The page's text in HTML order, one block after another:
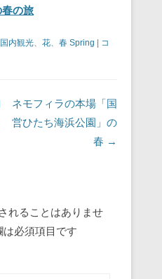
の旅
国内観光、 花、 春 Spring
コ
ネモフィラの本場「国
営ひたち海浜公園」の
春 →
れることはありませ
は必須項目です